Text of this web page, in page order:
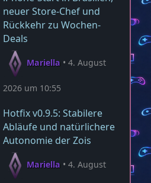
neuer Store-Chef und
Rückkehr zu Wochen-
Deals
Mariella 4. August
2026 um 10:55
Hotfix v0.9.5: Stabilere
Abläufe und natürlichere
Autonomie der Zois
Mariella 4. August